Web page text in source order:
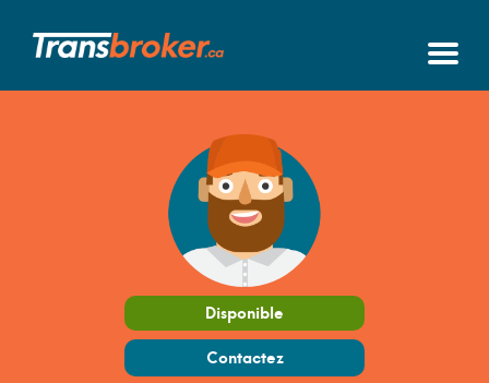
Disponible
Contactez